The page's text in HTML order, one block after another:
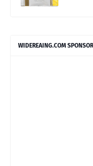
WIDEREAING.COM SPONSOR